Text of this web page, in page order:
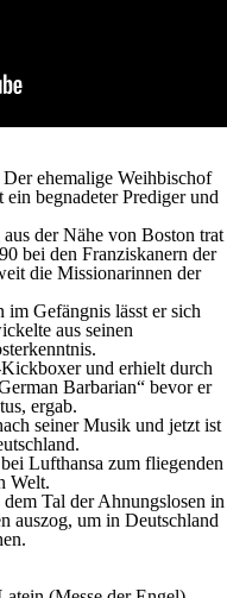
Der ehemalige Weihbischof
begnadeter Prediger und
der Nähe von Boston trat
bei den Franziskanern der
die Missionarinnen der
im Gefängnis lässt er sich
aus seinen
und erhielt durch
Barbarian“ bevor er
ergab.
seiner Musik und jetzt ist
Lufthansa zum fliegenden
Welt.
dem Tal der Ahnungslosen in
auszog, um in Deutschland